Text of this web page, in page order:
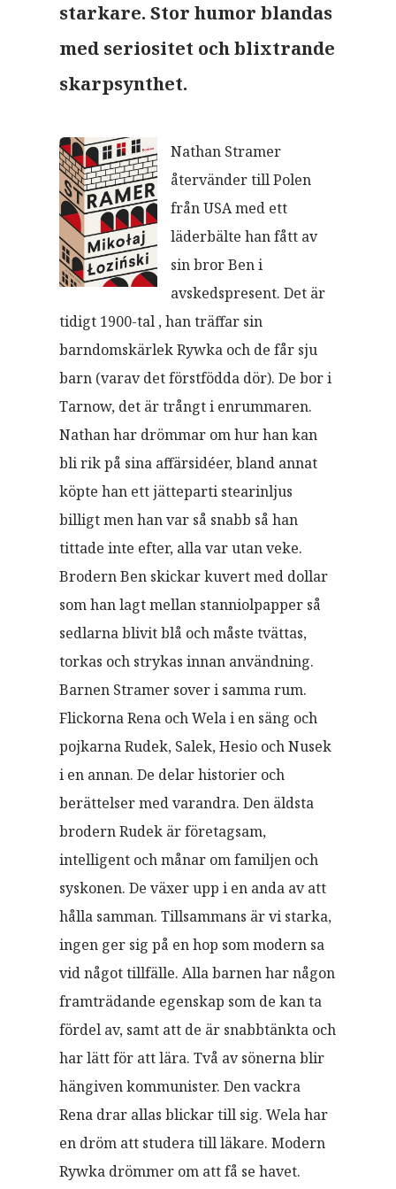
starkare. Stor humor blandas
med seriositet och blixtrande
skarpsynthet.
Nathan Stramer
återvänder till Polen
från USA med ett
läderbälte han fått av
sin bror Ben i
avskedspresent. Det är
tidigt 1900-tal , han träffar sin
barndomskärlek Rywka och de får sju
barn (varav det förstfödda dör). De bor i
Tarnow, det är trångt i enrummaren.
Nathan har drömmar om hur han kan
bli rik på sina affärsidéer, bland annat
köpte han ett jätteparti stearinljus
billigt men han var så snabb så han
tittade inte efter, alla var utan veke.
Brodern Ben skickar kuvert med dollar
som han lagt mellan stanniolpapper så
sedlarna blivit blå och måste tvättas,
torkas och strykas innan användning.
Barnen Stramer sover i samma rum.
Flickorna Rena och Wela i en säng och
pojkarna Rudek, Salek, Hesio och Nusek
i en annan. De delar historier och
berättelser med varandra. Den äldsta
brodern Rudek är företagsam,
intelligent och månar om familjen och
syskonen. De växer upp i en anda av att
hålla samman. Tillsammans är vi starka,
ingen ger sig på en hop som modern sa
vid något tillfälle. Alla barnen har någon
framträdande egenskap som de kan ta
fördel av, samt att de är snabbtänkta och
har lätt för att lära. Två av sönerna blir
hängiven kommunister. Den vackra
Rena drar allas blickar till sig. Wela har
en dröm att studera till läkare. Modern
Rywka drömmer om att få se havet.